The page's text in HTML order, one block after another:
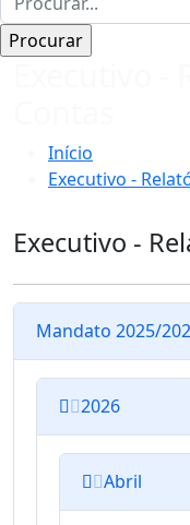
Início
Executivo -
Executivo -
Mandato 2025/
2026
Abril